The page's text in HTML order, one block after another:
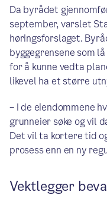
Da byrådet
september, varslet
høringsforslaget.
byggegrensene som
for å kunne vedta
likevel ha et større
– I de eiendommene
grunneier søke og vil
Det vil ta kortere tid
prosess enn en ny
Vektlegger